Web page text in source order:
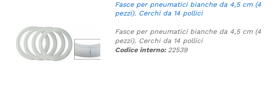
Fasce per pneumatici bianche da 4,5 cm (4
pezzi). Cerchi da 14 pollici
Fasce per pneumatici bianche da 4,5 cm (4
pezzi). Cerchi da 14 pollici
Codice interno: 22539